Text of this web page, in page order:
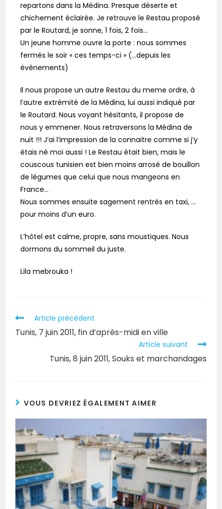
repartons dans la Médina. Presque déserte et
chichement éclairée. Je retrouve le Restau proposé
par le Routard, je sonne, 1 fois, 2 fois…
Un jeune homme ouvre la porte : nous sommes
fermés le soir « ces temps-ci » (…depuis les
événements)
Il nous propose un autre Restau du meme ordre, à
l’autre extrémité de la Médina, lui aussi indiqué par
le Routard. Nous voyant hésitants, il propose de
nous y emmener. Nous retraversons la Médina de
nuit !!! J’ai l’impression de la connaitre comme si j’y
étais né moi aussi ! Le Restau était bien, mais le
couscous tunisien est bien moins arrosé de bouillon
de légumes que celui que nous mangeons en
France…
Nous sommes ensuite sagement rentrés en taxi, …
pour moins d’un euro.
L’hôtel est calme, propre, sans moustiques. Nous
dormons du sommeil du juste.
Lila mebrouka !
Article précédent
Tunis, 7 juin 2011, fin d’après-midi en ville
Article suivant
Tunis, 8 juin 2011, Souks et marchandages
VOUS DEVRIEZ ÉGALEMENT AIMER